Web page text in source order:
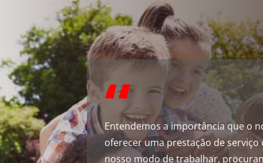
“
Entendemos a importância que o
oferecer uma prestação de
nosso modo de trabalhar,